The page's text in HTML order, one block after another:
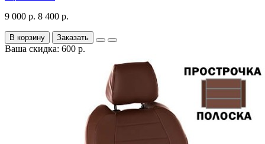
9 000 р. 8 400 р.
В корзину Заказать
Ваша скидка: 600 р.